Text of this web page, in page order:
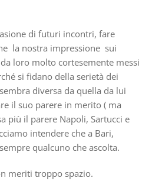
di futuri incontri, fare
la nostra impressione sui
loro molto cortesemente messi
si fidano della serietà dei
diversa da quella da lui
il suo parere in merito ( ma
più il parere Napoli, Sartucci e
intendere che a Bari,
qualcuno che ascolta.
meriti troppo spazio.